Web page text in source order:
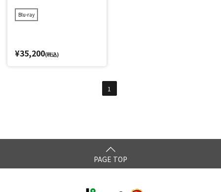
Blu-ray
¥35,200(税込)
1
PAGE TOP